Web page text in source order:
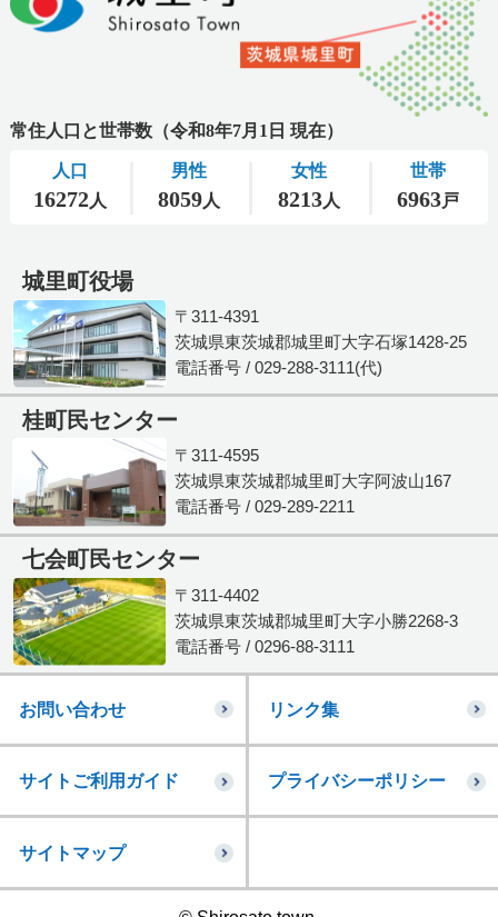
城里町役場
〒311-4391
茨城県東茨城郡城里町大字石塚1428-25
電話番号 / 029-288-3111(代)
桂町民センター
〒311-4595
茨城県東茨城郡城里町大字阿波山167
電話番号 / 029-289-2211
七会町民センター
〒311-4402
茨城県東茨城郡城里町大字小勝2268-3
電話番号 / 0296-88-3111
お問い合わせ リンク集
サイトご利用ガイド プライバシーポリシー
サイトマップ